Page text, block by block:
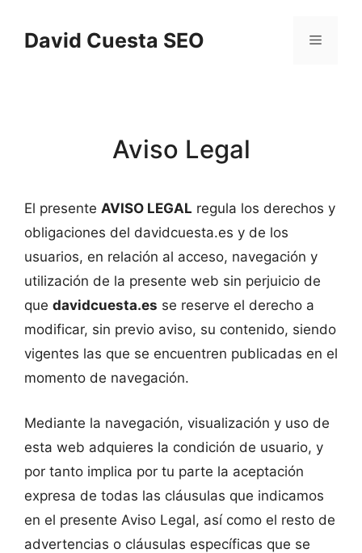
David Cuesta SEO Menú
Aviso Legal
El presente AVISO LEGAL regula los derechos y
obligaciones del davidcuesta.es y de los
usuarios, en relación al acceso, navegación y
utilización de la presente web sin perjuicio de
que davidcuesta.es se reserve el derecho a
modificar, sin previo aviso, su contenido, siendo
vigentes las que se encuentren publicadas en el
momento de navegación.
Mediante la navegación, visualización y uso de
esta web adquieres la condición de usuario, y
por tanto implica por tu parte la aceptación
expresa de todas las cláusulas que indicamos
en el presente Aviso Legal, así como el resto de
advertencias o cláusulas específicas que se